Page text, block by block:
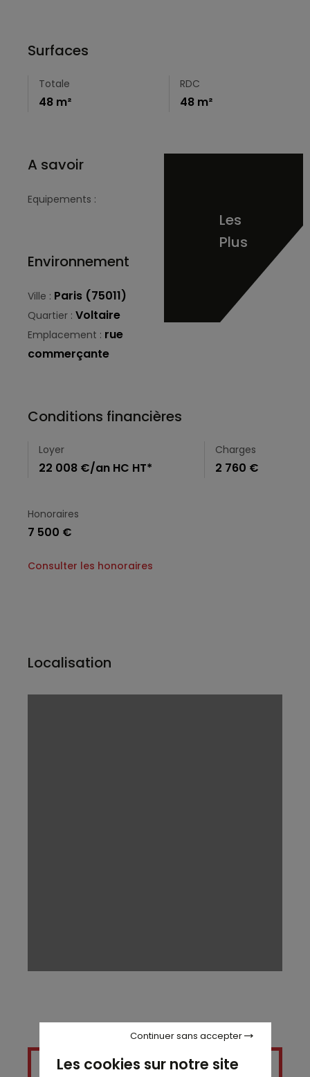
Surfaces
Totale
48 m²
RDC
48 m²
Les
Plus
A savoir
Equipements :
Environnement
Ville : Paris (75011)
Quartier : Voltaire
Emplacement : rue
commerçante
Conditions financières
Loyer
22 008 €/an HC HT*
Charges
2 760 €
Honoraires
7 500 €
Consulter les honoraires
Localisation
Les cookies sur notre site
Continuer sans accepter